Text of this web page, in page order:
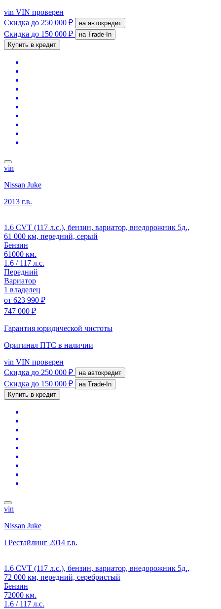
vin VIN проверен
Скидка до 250 000 ₽ на автокредит
Скидка до 150 000 ₽
на Trade-In
Купить в кредит
vin
Nissan Juke
2013 г.в.
1.6 CVT (117 л.с.), бензин, вариатор, внедорожник 5д.,
61 000 км, передний, серый
Бензин
61000 км.
1.6 / 117 л.с.
Передний
Вариатор
1 владелец
от 623 990 ₽
747 000 ₽
Гарантия юридической чистоты
Оригинал ПТС в наличии
vin VIN проверен
Скидка до 250 000 ₽ на автокредит
Скидка до 150 000 ₽
на Trade-In
Купить в кредит
vin
Nissan Juke
I Рестайлинг 2014 г.в.
1.6 CVT (117 л.с.), бензин, вариатор, внедорожник 5д.,
72 000 км, передний, серебристый
Бензин
72000 км.
1.6 / 117 л.с.